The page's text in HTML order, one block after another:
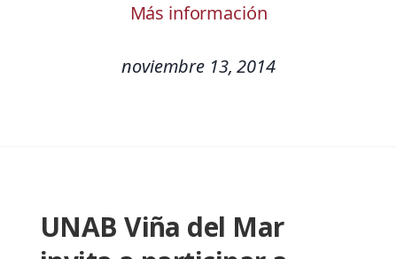
Más información
noviembre 13, 2014
UNAB Viña del Mar